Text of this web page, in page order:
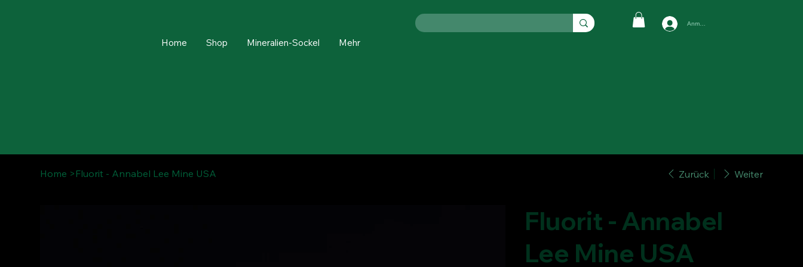
Home Shop Mineralien-Sockel Mehr
Anmelden
Home > Fluorit - Annabel Lee Mine USA Zurück Weiter
Fluorit - Annabel
Lee Mine USA